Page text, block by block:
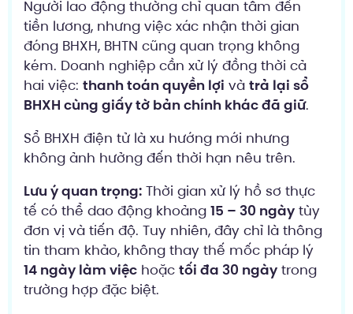
Người lao động thường chỉ quan tâm đến
tiền lương, nhưng việc xác nhận thời gian
đóng BHXH, BHTN cũng quan trọng không
kém. Doanh nghiệp cần xử lý đồng thời cả
hai việc: thanh toán quyền lợi và trả lại sổ
BHXH cùng giấy tờ bản chính khác đã giữ.
Sổ BHXH điện tử là xu hướng mới nhưng
không ảnh hưởng đến thời hạn nêu trên.
Lưu ý quan trọng: Thời gian xử lý hồ sơ thực
tế có thể dao động khoảng 15 – 30 ngày tùy
đơn vị và tiến độ. Tuy nhiên, đây chỉ là thông
tin tham khảo, không thay thế mốc pháp lý
14 ngày làm việc hoặc tối đa 30 ngày trong
trường hợp đặc biệt.